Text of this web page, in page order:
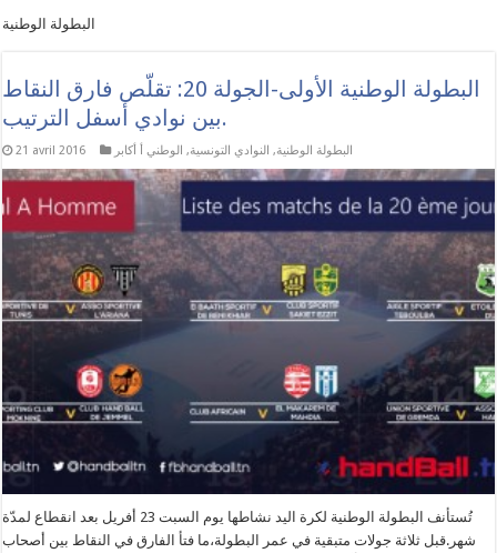
البطولة الوطنية
البطولة الوطنية الأولى-الجولة 20: تقلّص فارق النقاط
بين نوادي أسفل الترتيب.
21 avril 2016 البطولة الوطنية, النوادي التونسية, الوطني أ أكابر
تُستأنف البطولة الوطنية لكرة اليد نشاطها يوم السبت 23 أفريل بعد انقطاع لمدّة
شهر.قبل ثلاثة جولات متبقية في عمر البطولة،ما فتأ الفارق في النقاط بين أصحاب